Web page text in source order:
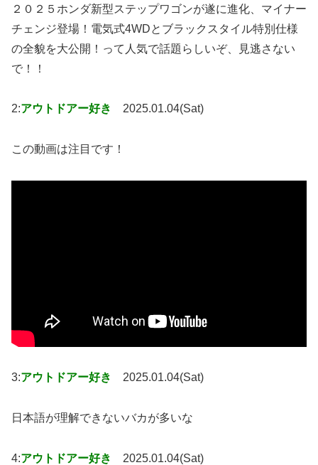
２０２５ホンダ新型ステップワゴンが遂に進化、マイナー
チェンジ登場！電気式4WDとブラックスタイル特別仕様
の全貌を大公開！って人気で話題らしいぞ、見逃さない
で！！
2:アウトドアー好き 2025.01.04(Sat)
この動画は注目です！
3:アウトドアー好き 2025.01.04(Sat)
日本語が理解できないバカが多いな
4:アウトドアー好き 2025.01.04(Sat)